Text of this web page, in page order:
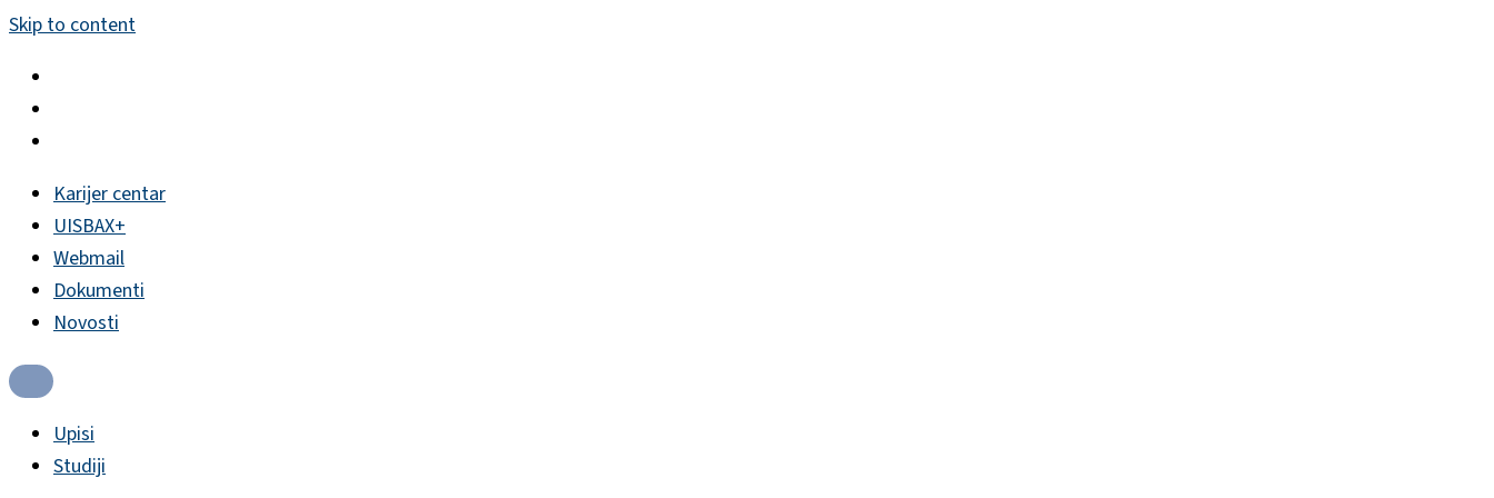
Skip to content
Karijer centar
UISBAX+
Webmail
Dokumenti
Novosti
Upisi
Studiji